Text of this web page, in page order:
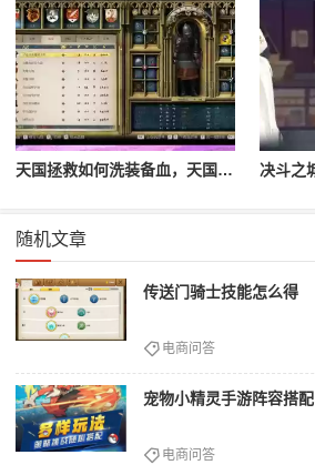
天国拯救如何洗装备血，天国拯救怎么洗衣服
随机文章
传送门骑士技能怎么得
电商问答
宠物小精灵手游阵容搭配
电商问答